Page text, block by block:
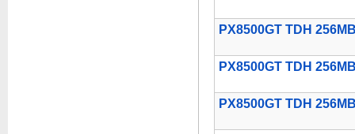
PX8500GT TDH
PX8500GT TDH
PX8500GT TDH